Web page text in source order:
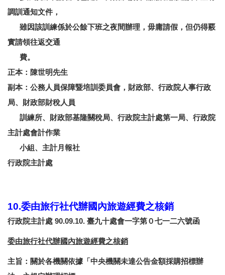
調訓通知文件，
雖因該訓練係於公餘下班之夜間辦理，毋庸請假，但仍得覈
實請領往返交通
費。
正本：陳世明先生
副本：公務人員保障暨培訓委員會，財政部、行政院人事行政
局、財政部財稅人員
訓練所、財政部基隆關稅局、行政院主計處第一局、行政院
主計處會計作業
小組、主計月報社
行政院主計處
10.委由旅行社代辦國內旅遊經費之核銷
行政院主計處 90.09.10. 臺九十處會一字第０七一二六號函
委由旅行社代辦國內旅遊經費之核銷
主旨：關於各機關依據「中央機關未達公告金額採購招標辦